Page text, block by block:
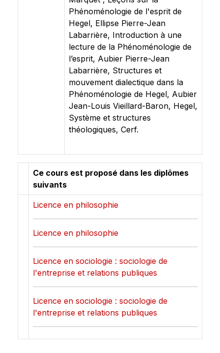
Phénoménologie de l'esprit de
Hegel, Ellipse Pierre-Jean
Labarrière, Introduction à une
lecture de la Phénoménologie de
l’esprit, Aubier Pierre-Jean
Labarrière, Structures et
mouvement dialectique dans la
Phénoménologie de Hegel, Aubier
Jean-Louis Vieillard-Baron, Hegel,
Système et structures
théologiques, Cerf.
Ce cours est proposé dans les diplômes
suivants
Licence en philosophie
Licence en philosophie
Licence en sociologie : sociologie de
l'entreprise et relations publiques
Licence en sociologie : sociologie de
l'entreprise et relations publiques